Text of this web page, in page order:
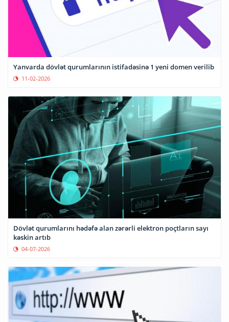
Yanvarda dövlət qurumlarının istifadəsinə 1 yeni domen verilib
11-02-2026
Dövlət qurumlarını hədəfə alan zərərli elektron poçtların sayı
kəskin artıb
04-07-2026